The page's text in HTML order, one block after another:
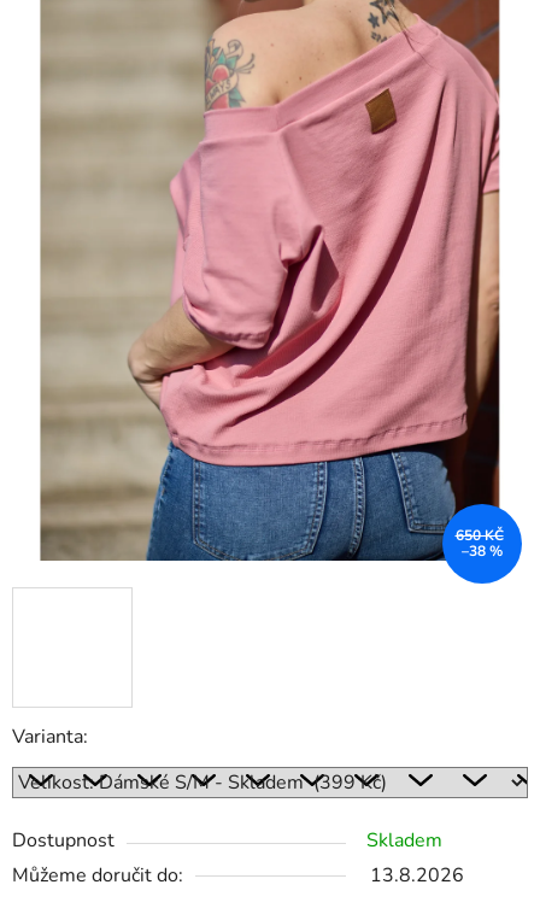
Varianta:
Dostupnost
Skladem
Můžeme doručit do:
13.8.2026
650 KČ
–38 %